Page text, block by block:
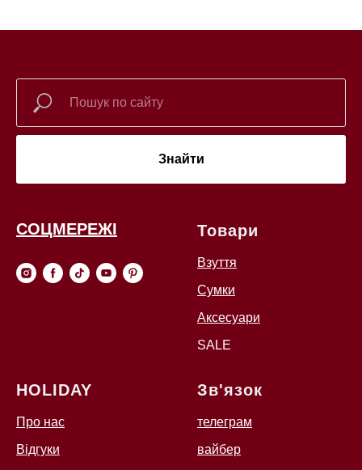
Знайти
СОЦМЕРЕЖІ Товари
Взуття
Сумки
Аксесуари
SALE
HOLIDAY
Про нас
Відгуки
Зв'язок
телеграм
вайбер